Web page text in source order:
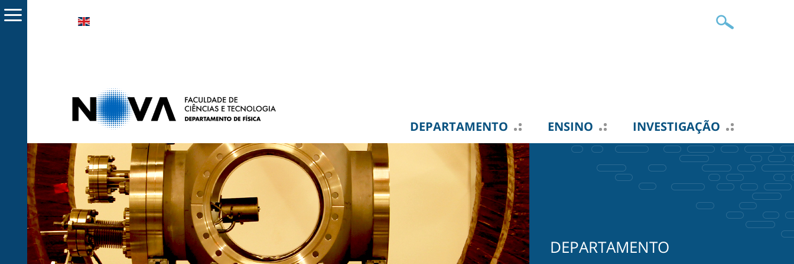
DEPARTAMENTO ENSINO INVESTIGAÇÃO
DEPARTAMENTO